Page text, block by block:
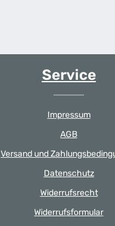
Service
Impressum
AGB
Versand und
Datenschutz
Widerrufsrecht
Widerrufsformular